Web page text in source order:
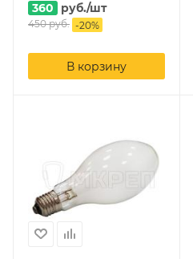
360 руб./шт
450руб. -20%
В корзину